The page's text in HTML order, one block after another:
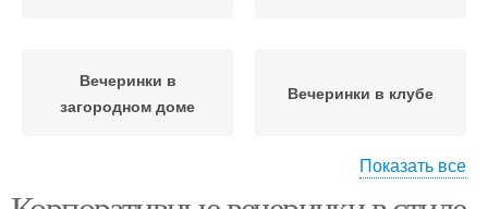
Вечеринки в
загородном доме
Вечеринки в клубе
Показать все